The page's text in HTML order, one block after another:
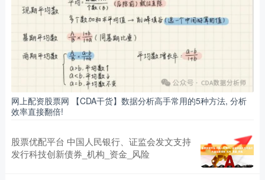
网上配资股票网 【CDA干货】数据分析高手常用的5种方法, 分析
效率直接翻倍!
股票优配平台 中国人民银行、证监会发文支持
发行科技创新债券_机构_资金_风险